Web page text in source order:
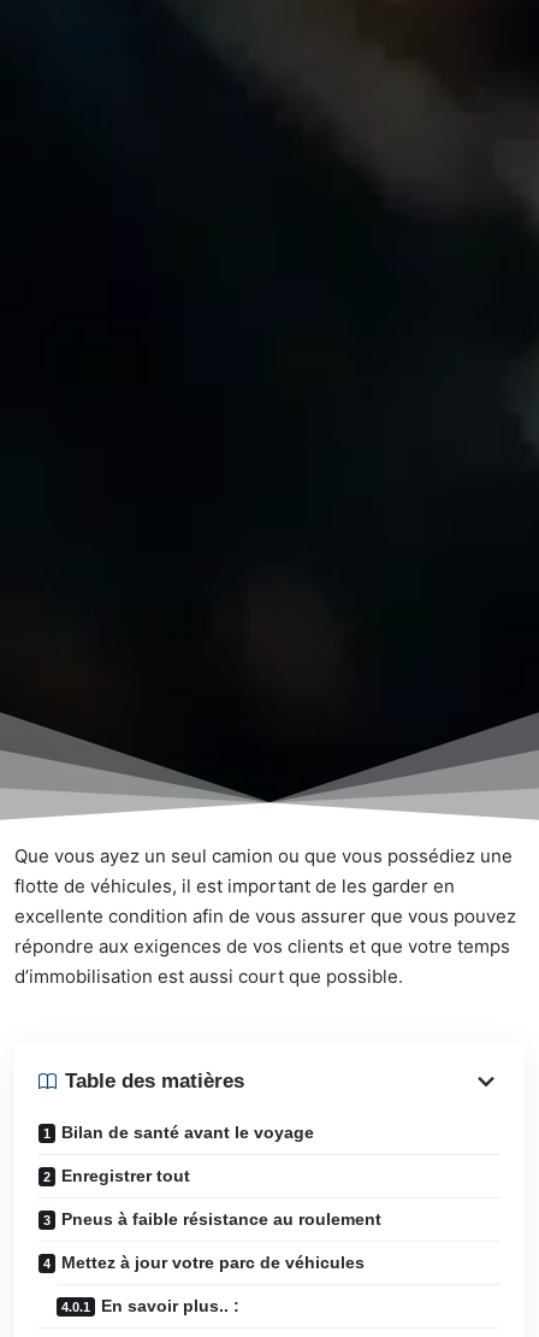
Que vous ayez un seul camion ou que vous possédiez une
flotte de véhicules, il est important de les garder en
excellente condition afin de vous assurer que vous pouvez
répondre aux exigences de vos clients et que votre temps
d’immobilisation est aussi court que possible.
Table des matières
Bilan de santé avant le voyage
Enregistrer tout
Pneus à faible résistance au roulement
Mettez à jour votre parc de véhicules
En savoir plus.. :